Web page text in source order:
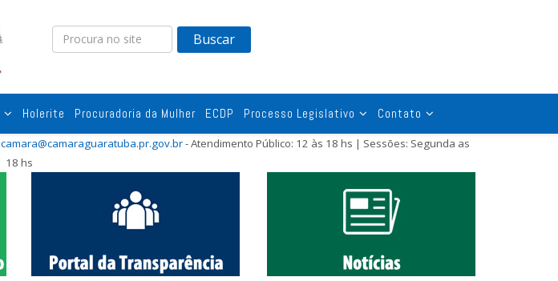
Buscar
Holerite Procuradoria da Mulher ECDP Processo Legislativo Contato
camara@camaraguaratuba.pr.gov.br- Atendimento Público: 12 às 18 hs | Sessões: Segunda as
18 hs